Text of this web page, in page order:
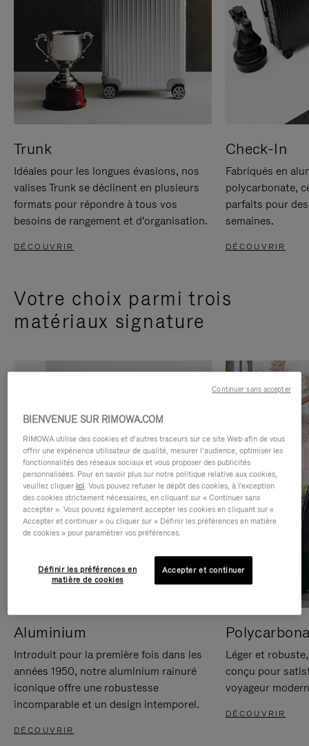
Trunk
Idéales pour les longues évasions, nos
valises Trunk se déclinent en plusieurs
formats pour répondre à tous vos
besoins de rangement et d'organisation.
DÉCOUVRIR
Check-In
Fabriqués en
polycarbonate,
parfaits pour
semaines.
DÉCOUVRIR
Votre choix parmi trois
matériaux signature
Aluminium
Introduit pour la première fois dans les
années 1950, notre aluminium rainuré
iconique offre une robustesse
incomparable et un design intemporel.
DÉCOUVRIR
Léger et
conçu pour
voyageur
DÉCOUVRIR
BIENVENUE SUR RIMOWA.COM
RIMOWA utilise des cookies et d’autres traceurs sur ce site Web afin de vous
offrir une expérience utilisateur de qualité, mesurer l’audience, optimiser les
fonctionnalités des réseaux sociaux et vous proposer des publicités
personnalisées. Pour en savoir plus sur notre politique relative aux cookies,
veuillez cliquer ici. Vous pouvez refuser le dépôt des cookies, à l'exception
des cookies strictement nécessaires, en cliquant sur « Continuer sans
accepter ». Vous pouvez également accepter les cookies en cliquant sur «
Accepter et continuer » ou cliquer sur « Définir les préférences en matière
de cookies » pour paramétrer vos préférences.
Définir les préférences en
matière de cookies
Accepter et continuer
Continuer sans accepter